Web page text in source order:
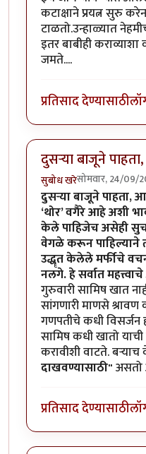
कटाक्षाने प्रयत्न सुरु
टाळतो.उन्हाळ्यात
इतर बाबीही
जमते....
प्रतिसाद देण्यासाठी
दुसऱ्या बाजूने
सुबोध खरेसोमवार, 24/09/
दुसऱ्या बाजूने
‘थोर’ वगैरे आहे अशी
केले पाहिजेच असेही
वेगळे करून पाहिल्याने
उद्धॄत केलेले मर्फीचे
नलगे.हे सर्वात
गुरुवारी सामिष खात
सांगणारी माणसे
गणपतीचे कधी
सामिष कधी खातो
करावीशी वाटते.
दाखवण्यासाठी"असतो
प्रतिसाद देण्यासाठी